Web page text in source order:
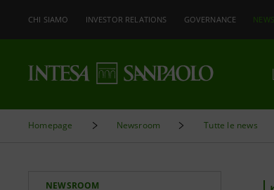
CHI SIAMO INVESTOR RELATIONS GOVERNANCE
Homepage Newsroom Tutte le news
NEWSROOM